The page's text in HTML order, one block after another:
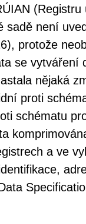
sadě není
protože
se vytváření
nějaká
proti
schématu
a ve